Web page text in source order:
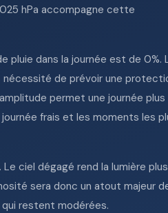
hPa accompagne cette
pluie dans la journée est de 0%.
nécessité de prévoir une
permet une journée plus
frais et les moments les
ciel dégagé rend la lumière plus
sera donc un atout majeur
restent modérées.